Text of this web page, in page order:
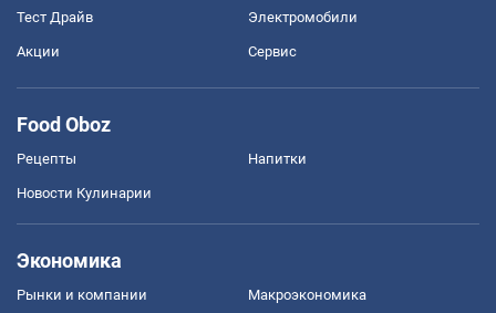
Тест Драйв Электромобили
Акции Сервис
Food Oboz
Рецепты Напитки
Новости Кулинарии
Экономика
Рынки и компании Mакроэкономика